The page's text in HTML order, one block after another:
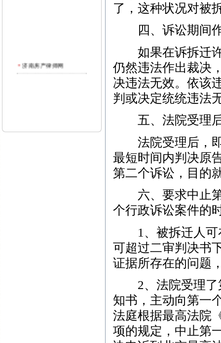
济南房产律师网
了，这种状况对被
四、诉讼期间作
如果在诉拆迁许
仍然违法作出裁决
决违法无效。依该
判或决定统统违法
五、法院受理后
法院受理后，即
最短时间内判决原
第二个诉讼，目的
六、要求中止第
个行政诉讼案件的
1、被拆迁人可
可超过二审判决书
证据所存在的问题
2、法院受理了
知书，主动向第一
法庭根据最高法院
项的规定，中止第